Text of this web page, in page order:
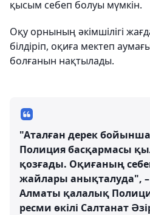
қысым себеп болуы мүмкін.
Оқу орнының әкімшілігі
білдіріп, оқиға мектеп
болғанын нақтылады.
"Аталған дерек
Полиция басқармасы
қозғады. Оқиғаның
жайлары анықталуда", –
Алматы қалалық
ресми өкілі Салтанат